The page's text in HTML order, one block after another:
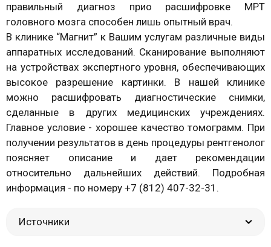
правильный диагноз прио расшифровке МРТ
головного мозга способен лишь опытный врач.
В клинике “Магнит” к Вашим услугам различные виды
аппаратных исследований. Сканирование выполняют
на устройствах экспертного уровня, обеспечивающих
высокое разрешение картинки. В нашей клинике
можно расшифровать диагностические снимки,
сделанные в других медицинских учреждениях.
Главное условие - хорошее качество томограмм. При
получении результатов в день процедуры рентгенолог
поясняет описание и дает рекомендации
относительно дальнейших действий. Подробная
информация - по номеру +7 (812) 407-32-31 .
Источники